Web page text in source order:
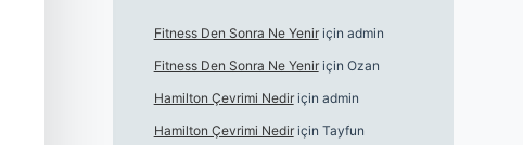
Fitness Den Sonra Ne Yeniriçin admin
Fitness Den Sonra Ne Yeniriçin Ozan
Hamilton Çevrimi Nediriçin admin
Hamilton Çevrimi Nediriçin Tayfun